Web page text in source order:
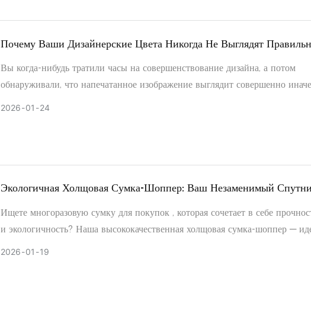
Почему Ваши Дизайнерские Цвета Никогда Не Выглядят
Вы когда-нибудь тратили часы на совершенствование дизайна, а потом
обнаруживали, что напечатанное изображение выглядит совершенно
2026 01 24
Экологичная Холщовая Сумка-Шоппер: Ваш Незаменимый
Ищете многоразовую сумку для покупок , которая сочетает в себе
и экологичность? Наша высококачественная холщовая сумка-шоппер —
повседневный аксессуар для современной жизни, призванный заменить
2026 01 19